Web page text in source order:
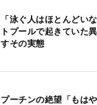
「泳ぐ人はほとんどい
トプールで起きていた
すその実態
プーチンの絶望「もは